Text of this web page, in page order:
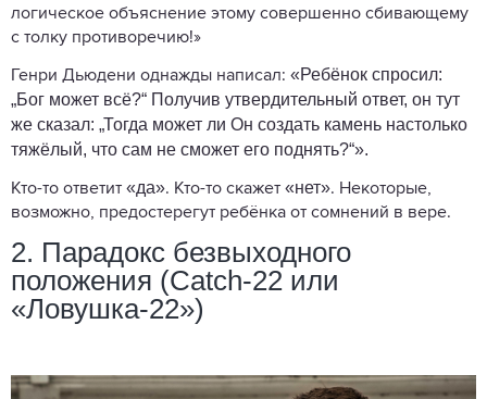
логическое объяснение этому совершенно сбивающему
с толку противоречию!»
Генри Дьюдени однажды написал: «Ребёнок спросил:
„Бог может всё?“ Получив утвердительный ответ, он тут
же сказал: „Тогда может ли Он создать камень настолько
тяжёлый, что сам не сможет его поднять?“».
Кто-то ответит «да». Кто-то скажет «нет». Некоторые,
возможно, предостерегут ребёнка от сомнений в вере.
2. Парадокс безвыходного
положения (Catch-22 или
«Ловушка-22»)